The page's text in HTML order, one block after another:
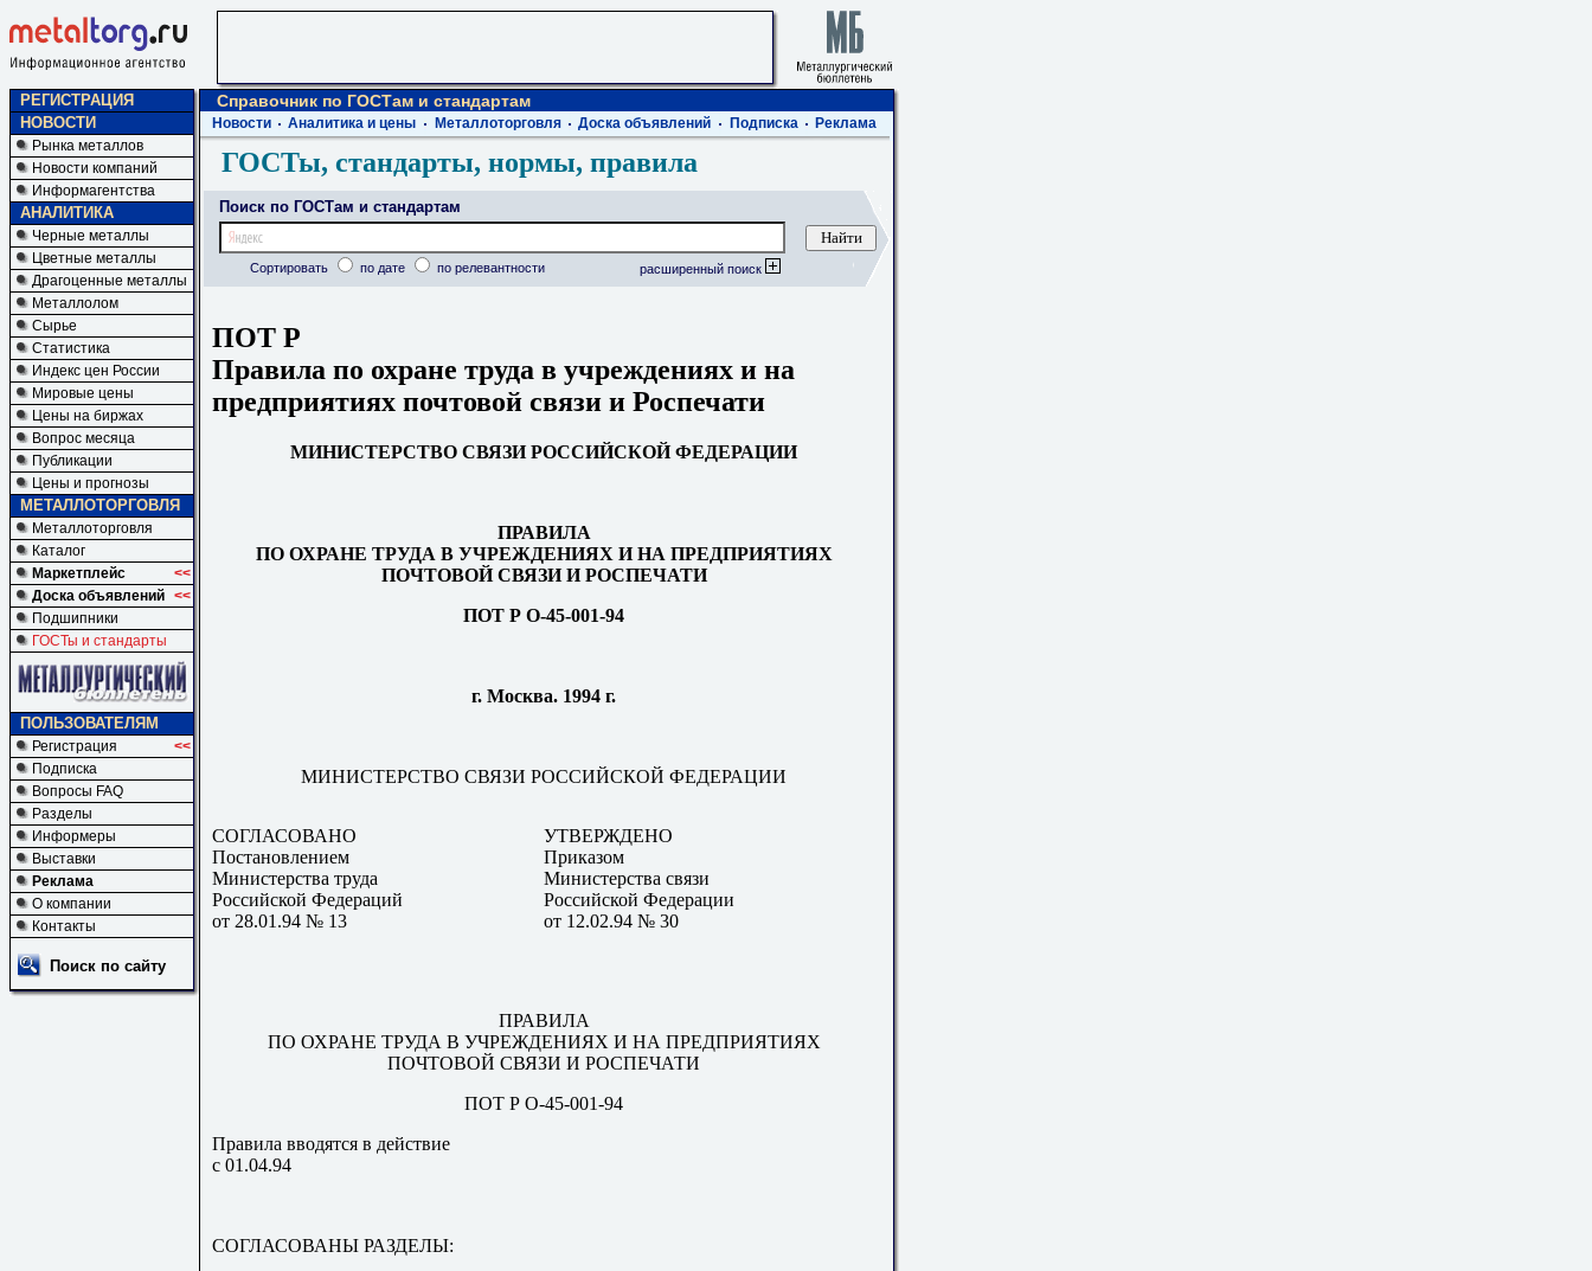
РЕГИСТРАЦИЯ
НОВОСТИ
Рынка металлов
Новости компаний
Информагентства
АНАЛИТИКА
Черные металлы
Цветные металлы
Драгоценные металлы
Металлолом
Сырье
Статистика
Индекс цен России
Мировые цены
Цены на биржах
Вопрос месяца
Публикации
Цены и прогнозы
МЕТАЛЛОТОРГОВЛЯ
Металлоторговля
Каталог
Маркетплейс
<<
Доска объявлений <<
Подшипники
ГОСТы и стандарты
ПОЛЬЗОВАТЕЛЯМ
Регистрация
<<
Подписка
Вопросы FAQ
Разделы
Информеры
Выставки
Реклама
О компании
Контакты
Поиск по сайту
Справочник по ГОСТам и стандартам
Новости Аналитика и цены Металлоторговля Доска объявлений Подписка Реклама
ГОСТы, стандарты, нормы, правила
Поиск по ГОСТам и стандартам
Сортировать по дате по релевантности расширенный поиск
ПОТ Р
Правила по охране труда в учреждениях и на
предприятиях почтовой связи и Роспечати
МИНИСТЕРСТВО СВЯЗИ РОССИЙСКОЙ ФЕДЕРАЦИИ
ПРАВИЛА
ПО ОХРАНЕ ТРУДА В УЧРЕЖДЕНИЯХ И НА ПРЕДПРИЯТИЯХ
ПОЧТОВОЙ СВЯЗИ И РОСПЕЧАТИ
ПОТ Р О-45-001-94
г. Москва. 1994 г.
МИНИСТЕРСТВО СВЯЗИ РОССИЙСКОЙ ФЕДЕРАЦИИ
СОГЛАСОВАНО
Постановлением
Министерства труда
Российской Федераций
от 28.01.94 № 13
УТВЕРЖДЕНО
Приказом
Министерства связи
Российской Федерации
от 12.02.94 № 30
ПРАВИЛА
ПО ОХРАНЕ ТРУДА В УЧРЕЖДЕНИЯХ И НА ПРЕДПРИЯТИЯХ
ПОЧТОВОЙ СВЯЗИ И РОСПЕЧАТИ
ПОТ Р О-45-001-94
Правила вводятся в действие
с 01.04.94
СОГЛАСОВАНЫ РАЗДЕЛЫ: